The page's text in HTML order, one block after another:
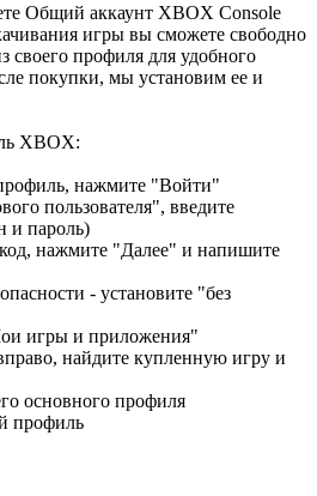
Общий аккаунт XBOX Console
игры вы сможете свободно
своего профиля для удобного
покупки, мы установим ее и
XBOX:
нажмите "Войти"
пользователя", введите
и пароль)
нажмите "Далее" и напишите
- установите "без
игры и приложения"
найдите купленную игру и
основного профиля
профиль